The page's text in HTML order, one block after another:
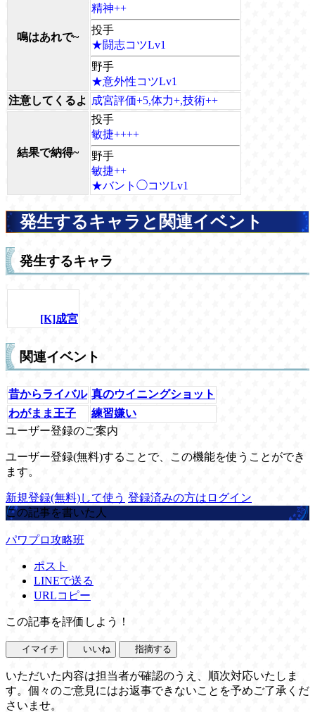
鳴はあれで~
精神++
投手
★闘志コツLv1
野手
★意外性コツLv1
注意してくるよ
成宮評価+5,体力+,技術++
結果で納得~
投手
敏捷++++
野手
敏捷++
★バント◯コツLv1
発生するキャラと関連イベント
発生するキャラ
[K]成宮
関連イベント
昔からライバル 真のウイニングショット
わがまま王子
練習嫌い
ユーザー登録のご案内
ユーザー登録(無料)することで、この機能を使うことができ
ます。
新規登録(無料)して使う 登録済みの方はログイン
この記事を書いた人
パワプロ攻略班
ポスト
LINEで送る
URLコピー
この記事を評価しよう！
イマイチ いいね 指摘する
いただいた内容は担当者が確認のうえ、順次対応いたしま
す。個々のご意見にはお返事できないことを予めご了承くだ
さいませ。